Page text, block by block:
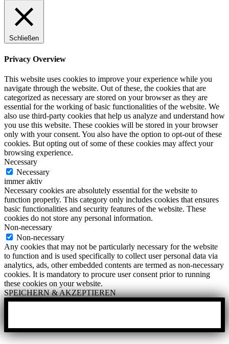
Schließen
Privacy Overview
This website uses cookies to improve your experience while you
navigate through the website. Out of these, the cookies that are
categorized as necessary are stored on your browser as they are
essential for the working of basic functionalities of the website. We
also use third-party cookies that help us analyze and understand how
you use this website. These cookies will be stored in your browser
only with your consent. You also have the option to opt-out of these
cookies. But opting out of some of these cookies may affect your
browsing experience.
Necessary
Necessary
immer aktiv
Necessary cookies are absolutely essential for the website to
function properly. This category only includes cookies that ensures
basic functionalities and security features of the website. These
cookies do not store any personal information.
Non-necessary
Non-necessary
Any cookies that may not be particularly necessary for the website
to function and is used specifically to collect user personal data via
analytics, ads, other embedded contents are termed as non-necessary
cookies. It is mandatory to procure user consent prior to running
these cookies on your website.
SPEICHERN & AKZEPTIEREN